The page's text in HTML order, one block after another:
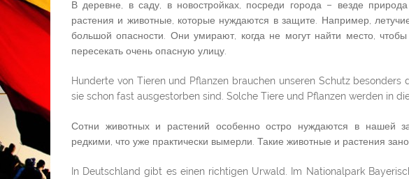
В деревне, в саду, в новостройках, посреди города – везде
растения и животные, которые нуждаются в защите. Например,
большой опасности. Они умирают, когда не могут найти место,
пересекать очень опасную улицу.
Hunderte von Tieren und Pflanzen brauchen unseren Schutz
sie schon fast ausgestorben sind. Solche Tiere und Pflanzen werden in
Сотни животных и растений особенно остро нуждаются в нашей
редкими, что уже практически вымерли. Такие животные и растения
In Deutschland gibt es einen richtigen Urwald. Im Nationalpark